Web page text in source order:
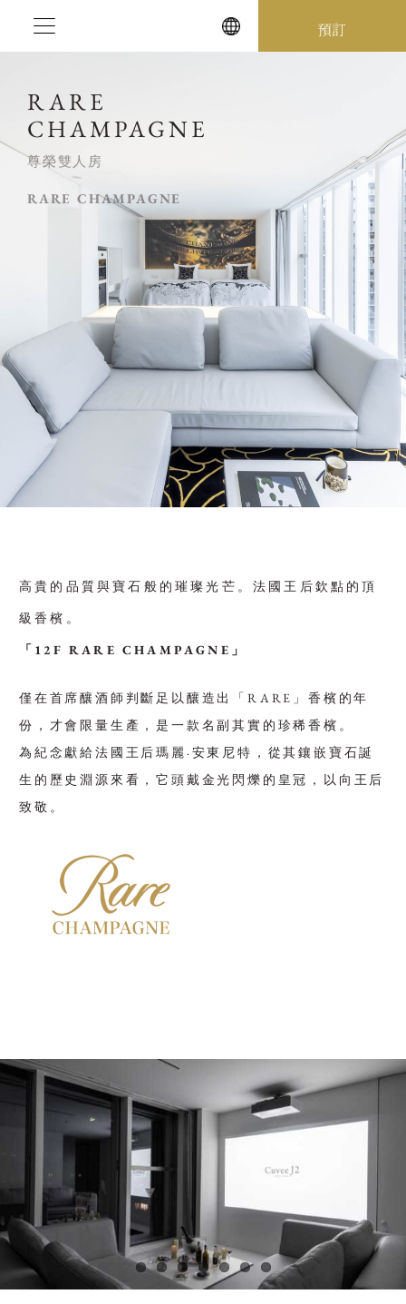
預訂
RARE
CHAMPAGNE
尊榮雙人房
RARE CHAMPAGNE
高貴的品質與寶石般的璀璨光芒。法國王后欽點的頂
級香檳。
「12F RARE CHAMPAGNE」
僅在首席釀酒師判斷足以釀造出「RARE」香檳的年
份，才會限量生產，是一款名副其實的珍稀香檳。
為紀念獻給法國王后瑪麗·安東尼特，從其鑲嵌寶石誕
生的歷史淵源來看，它頭戴金光閃爍的皇冠，以向王后
致敬。